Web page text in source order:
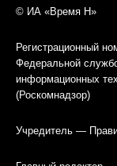
© ИА «Время Н»
Регистрационный
Федеральной
информационных
(Роскомнадзор)
Учредитель —